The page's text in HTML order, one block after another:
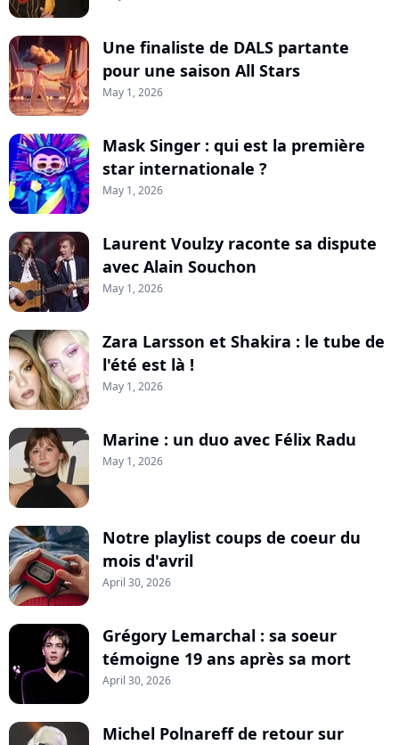
Une finaliste de DALS partante
pour une saison All Stars
May 1, 2026
Mask Singer : qui est la première
star internationale ?
May 1, 2026
Laurent Voulzy raconte sa dispute
avec Alain Souchon
May 1, 2026
Zara Larsson et Shakira : le tube de
l'été est là !
May 1, 2026
Marine : un duo avec Félix Radu
May 1, 2026
Notre playlist coups de coeur du
mois d'avril
April 30, 2026
Grégory Lemarchal : sa soeur
témoigne 19 ans après sa mort
April 30, 2026
Michel Polnareff de retour sur